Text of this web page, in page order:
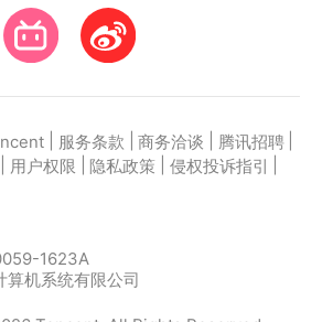
服务条款 商务洽谈 腾讯招聘
用户权限 隐私政策 侵权投诉指引
1623A
机系统有限公司